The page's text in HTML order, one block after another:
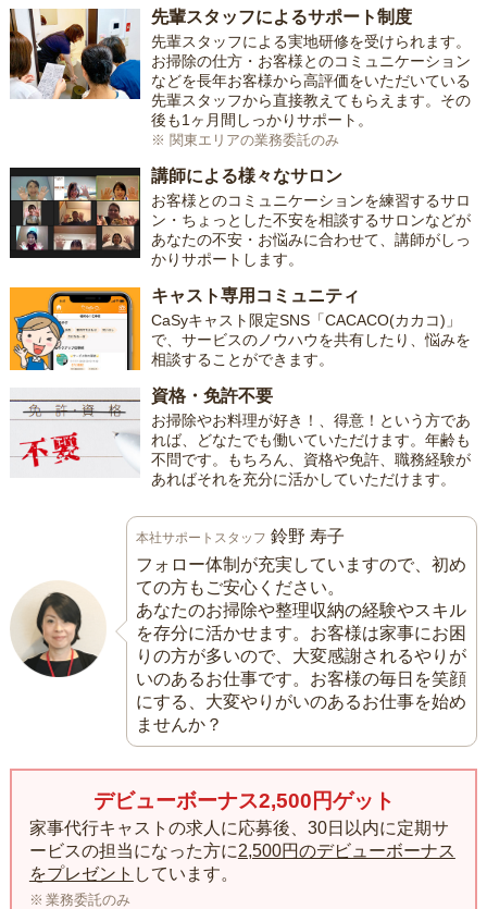
先輩スタッフによるサポート制度
先輩スタッフによる実地研修を受けられます。
お掃除の仕方・お客様とのコミュニケーション
などを長年お客様から高評価をいただいている
先輩スタッフから直接教えてもらえます。その
後も1ヶ月間しっかりサポート。
※ 関東エリアの業務委託のみ
講師による様々なサロン
お客様とのコミュニケーションを練習するサロ
ン・ちょっとした不安を相談するサロンなどが
あなたの不安・お悩みに合わせて、講師がしっ
かりサポートします。
キャスト専用コミュニティ
CaSyキャスト限定SNS「CACACO(カカコ)」
で、サービスのノウハウを共有したり、悩みを
相談することができます。
資格・免許不要
お掃除やお料理が好き！、得意！という方であ
れば、どなたでも働いていただけます。年齢も
不問です。もちろん、資格や免許、職務経験が
あればそれを充分に活かしていただけます。
本社サポートスタッフ 鈴野 寿子
フォロー体制が充実していますので、初め
ての方もご安心ください。
あなたのお掃除や整理収納の経験やスキル
を存分に活かせます。お客様は家事にお困
りの方が多いので、大変感謝されるやりが
いのあるお仕事です。お客様の毎日を笑顔
にする、大変やりがいのあるお仕事を始め
ませんか？
デビューボーナス2,500円ゲット
家事代行キャストの求人に応募後、30日以内に定期サ
ービスの担当になった方に2,500円のデビューボーナス
をプレゼント しています。
業務委託のみ